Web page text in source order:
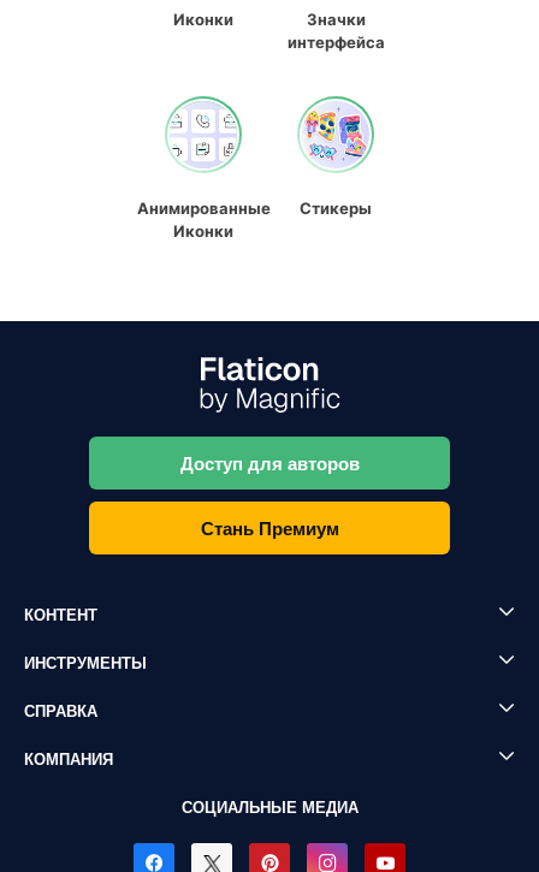
Иконки
Значки
интерфейса
Анимированные
Иконки
Стикеры
Доступ для авторов
Стань Премиум
КОНТЕНТ
ИНСТРУМЕНТЫ
СПРАВКА
КОМПАНИЯ
СОЦИАЛЬНЫЕ МЕДИА